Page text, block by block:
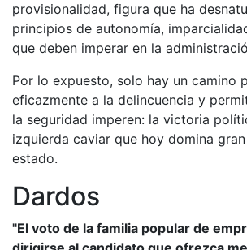
provisionalidad, figura que ha
principios de autonomía,
que deben imperar en la
Por lo expuesto, solo hay un camino
eficazmente a la delincuencia y
la seguridad imperen: la victoria
izquierda caviar que hoy domina
estado.
Dardos
"El voto de la familia popular de